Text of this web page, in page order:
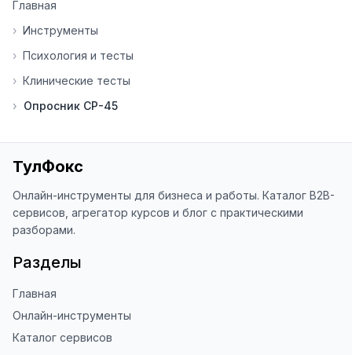
инструменты нуждаются в доработке.
основе вашей обратной связи.
благодарен за отзыв о сайте в
наши инструменты!
Благодарю за доверие и
использование ToolFox! 🚀
Главная
› Инструменты
› Психология и тесты
› Клинические тесты
› Опросник СР-45
ТулФокс
Онлайн-инструменты для бизнеса и работы. Каталог B2B-
сервисов, агрегатор курсов и блог с практическими
разборами.
Разделы
Главная
Онлайн-инструменты
Каталог сервисов